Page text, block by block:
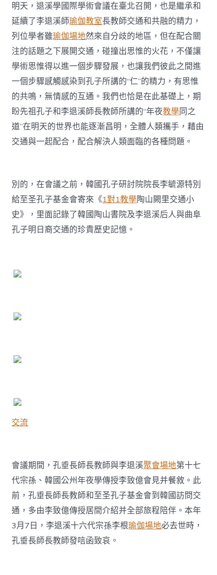
明天，退溪學國際學術會議在臺北召開，也是繼承和
延續了李退溪師瑜伽教室長教師交通和共融的精力，
列位學者雖瑜伽場地然來自分歧的地區，但在配合關
注的話題之下展開交通，碰撞出思惟的火花，不僅讓
學術思惟得以進一個步驟發展，也讓我們彼此之間進
一個步驟感觸感染到孔子所講的“仁”的精力，有思惟
的共鳴，無情感的互通。我們也恰是在此基礎上，期
盼先祖孔子和李退溪師長教師所講的“年夜教學同之
道”在明天的世界也能逐漸昌明，全體人類攜手，藉由
交通與一起配合，配合解決人類面臨的各種問題。
別的，在會議之前，韓國孔子研討院院長李毓源特別
給至圣孔子基金會寄來《1對1教學陶山闕里交通小
史》，里面記錄了韓國陶山書院及李退溪后人與曲阜
孔子明日裔交通的珍貴歷史記憶。
交流
會議期間，孔垂長師長教師與李退溪聚會場地第十七
代宗孫、韓國公州年夜學傳授李致億會見并餐敘。此
前，孔垂長師長教師和至圣孔子基金會到韓國訪問交
通，多由李致億傳授居間介紹并全部旅程陪伴。本年
3月7日，李退溪十六代宗孫李根瑜伽場地必去世時，
孔垂長師長教師發唁函致哀。